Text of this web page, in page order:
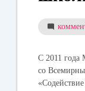
С 2011 года
со